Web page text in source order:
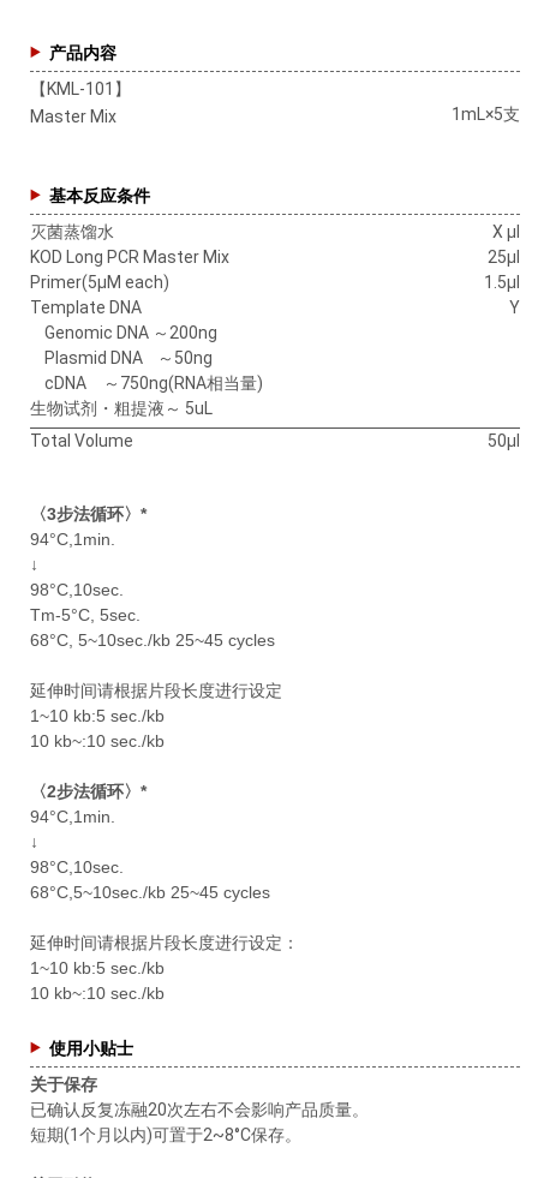
产品内容
【KML-101】
Master Mix
1mL×5支
基本反应条件
灭菌蒸馏水
X μl
KOD Long PCR Master Mix
25μl
Primer(5μM each)
1.5μl
Template DNA
Y
Genomic DNA ～200ng
Plasmid DNA ～50ng
cDNA ～750ng(RNA相当量)
生物试剂・粗提液～ 5uL
Total Volume
50μl
〈3步法循环〉*
94°C,1min.
↓
98°C,10sec.
Tm-5°C, 5sec.
68°C, 5~10sec./kb 25~45 cycles
延伸时间请根据片段长度进行设定
1~10 kb:5 sec./kb
10 kb~:10 sec./kb
〈2步法循环〉*
94°C,1min.
↓
98°C,10sec.
68°C,5~10sec./kb 25~45 cycles
延伸时间请根据片段长度进行设定：
1~10 kb:5 sec./kb
10 kb~:10 sec./kb
使用小贴士
关于保存
已确认反复冻融20次左右不会影响产品质量。
短期(1个月以内)可置于2~8°C保存。